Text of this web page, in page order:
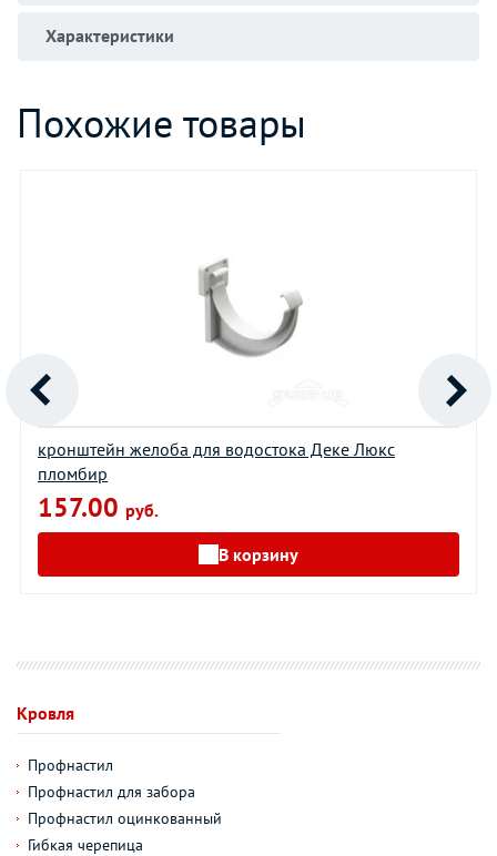
Характеристики
Похожие товары
кронштейн желоба для водостока Деке Люкс
пломбир
157.00 руб.
В корзину
Кровля
Профнастил
Профнастил для забора
Профнастил оцинкованный
Гибкая черепица